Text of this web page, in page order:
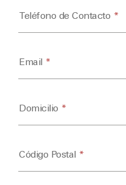
Teléfono de Contacto *
Email *
Domicilio *
Código Postal *